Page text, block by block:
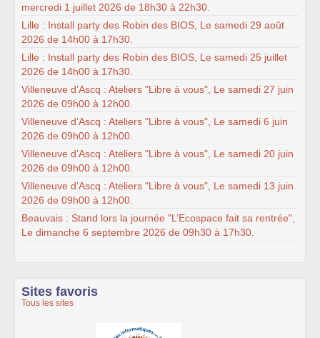
mercredi 1 juillet 2026 de 18h30 à 22h30.
Lille : Install party des Robin des BIOS, Le samedi 29 août
2026 de 14h00 à 17h30.
Lille : Install party des Robin des BIOS, Le samedi 25 juillet
2026 de 14h00 à 17h30.
Villeneuve d’Ascq : Ateliers "Libre à vous", Le samedi 27 juin
2026 de 09h00 à 12h00.
Villeneuve d’Ascq : Ateliers "Libre à vous", Le samedi 6 juin
2026 de 09h00 à 12h00.
Villeneuve d’Ascq : Ateliers "Libre à vous", Le samedi 20 juin
2026 de 09h00 à 12h00.
Villeneuve d’Ascq : Ateliers "Libre à vous", Le samedi 13 juin
2026 de 09h00 à 12h00.
Beauvais : Stand lors la journée "L’Ecospace fait sa rentrée",
Le dimanche 6 septembre 2026 de 09h30 à 17h30.
Sites favoris
Tous les sites